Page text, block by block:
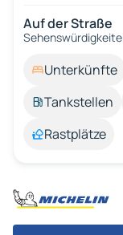
Auf der Straße
Unterkünfte
Tankstellen
Rastplätze